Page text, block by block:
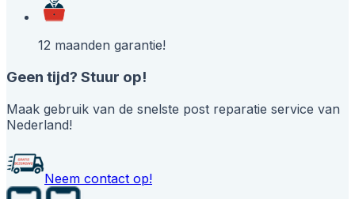
12 maanden garantie!
Geen tijd? Stuur op!
Maak gebruik van de snelste post reparatie service van
Nederland!
Neem contact op!